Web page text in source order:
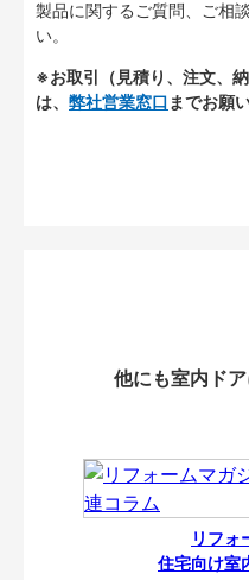
製品に関するご質問、ご相
い。
※お取引（見積り、注文、
は、 弊社営業窓口 までお願
他にも室内ド
リフォ
住宅向け室